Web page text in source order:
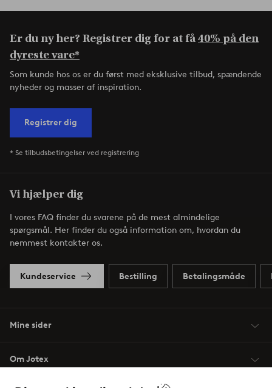
Er du ny her? Registrer dig for at få40% på den
dyreste vare*
Som kunde hos os er du først med eksklusive tilbud, spændende
nyheder og masser af inspiration.
Registrer dig
* Se tilbudsbetingelser ved registrering
Vi hjælper dig
I vores FAQ finder du svarene på de mest almindelige
spørgsmål. Her finder du også information om, hvordan du
nemmest kontakter os.
Kundeservice Bestilling Betalingsmåde
Mine sider
Om Jotex